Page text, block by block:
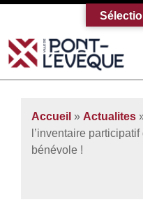
Accueil » Actualites
l’inventaire
bénévole !